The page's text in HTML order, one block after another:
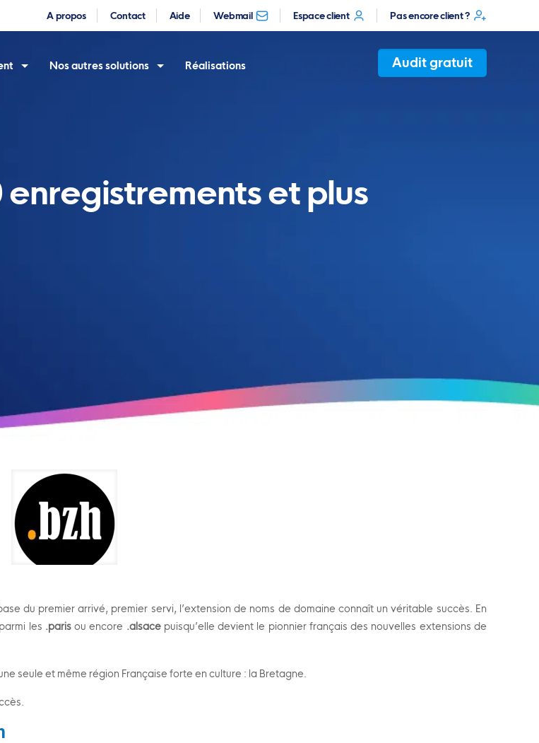
A propos Contact Aide Webmail Espace client Pas encore client ?
Nos autres solutions Réalisations Audit gratuit
et plus
du premier arrivé, premier servi, l’extension de noms de domaine connaît un véritable succès. En
les .parisou encore .alsacepuisqu’elle devient le pionnier français des nouvelles extensions de
seule et même région Française forte en culture : la Bretagne.